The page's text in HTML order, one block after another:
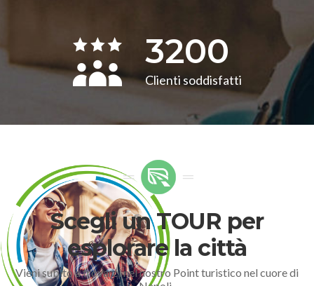
3200
Clienti soddisfatti
Scegli un TOUR per
esplorare la città
Vieni subito a trovarci nel nostro Point turistico nel cuore di